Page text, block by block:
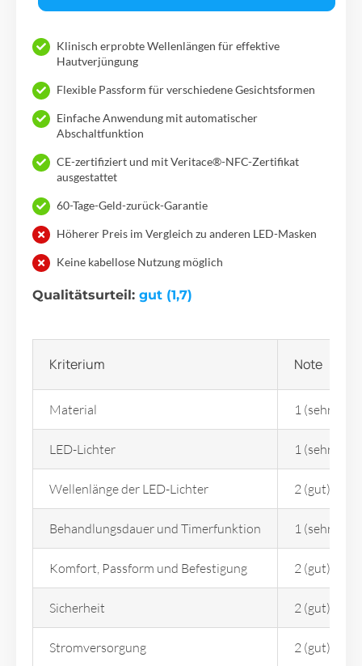
Klinisch erprobte Wellenlängen für effektive
Hautverjüngung
Flexible Passform für verschiedene Gesichtsformen
Einfache Anwendung mit automatischer
Abschaltfunktion
CE-zertifiziert und mit Veritace®-NFC-Zertifikat
ausgestattet
60-Tage-Geld-zurück-Garantie
Höherer Preis im Vergleich zu anderen LED-Masken
Keine kabellose Nutzung möglich
Qualitätsurteil: gut (1,7)
Kriterium Note
Material 1 (sehr gut)
LED-Lichter 1 (sehr gut)
Wellenlänge der LED-Lichter 2 (gut)
Behandlungsdauer und Timerfunktion 1 (sehr gut)
Komfort, Passform und Befestigung 2 (gut)
Sicherheit 2 (gut)
Stromversorgung 2 (gut)